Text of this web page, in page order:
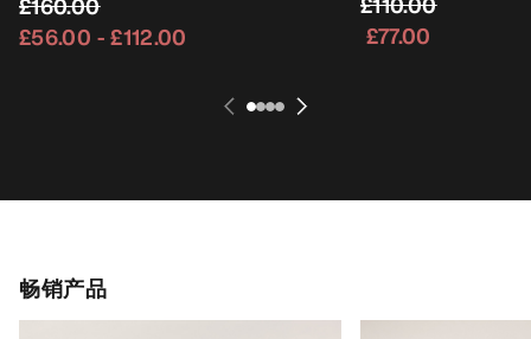
£56.00 -£112.00
£77.00
畅销产品